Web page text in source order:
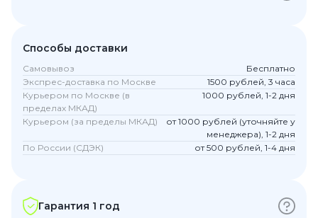
Способы доставки
Самовывоз
Бесплатно
Экспрес-доставка по Москве
1500 рублей, 3 часа
Курьером по Москве (в
пределах МКАД)
1000 рублей, 1-2 дня
Курьером (за пределы МКАД)
от 1000 рублей (уточняйте у
менеджера), 1-2 дня
По России (СДЭК)
от 500 рублей, 1-4 дня
Гарантия 1 год